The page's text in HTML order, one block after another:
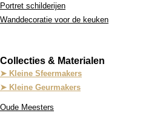
Portret schilderijen
Wanddecoratie voor de keuken
Collecties & Materialen
➤ Kleine Sfeermakers
➤ Kleine Geurmakers
Oude Meesters